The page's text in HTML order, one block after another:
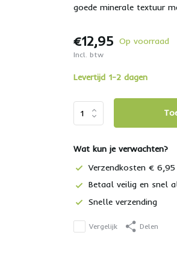
goede minerale textuur
€12,95 Op voorraad
Incl. btw
Levertijd 1-2 dagen
Wat kun je verwachten?
Verzendkosten € 6,95
Betaal veilig en snel
Snelle verzending
Vergelijk Delen